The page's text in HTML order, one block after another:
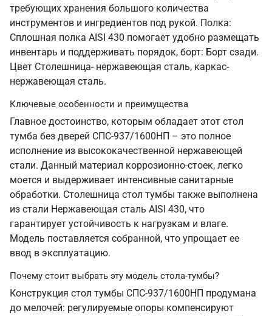
требующих хранения большого количества
инструментов и ингредиентов под рукой. Полка:
Сплошная полка AISI 430 помогает удобно размещать
инвентарь и поддерживать порядок, борт: Борт сзади.
Цвет Столешница- нержавеющая сталь, каркас-
нержавеющая сталь.
Ключевые особенности и преимущества
Главное достоинство, которым обладает этот стол
тумба без дверей СПС-937/1600НП – это полное
исполнение из высококачественной нержавеющей
стали. Данный материал коррозионно-стоек, легко
моется и выдерживает интенсивные санитарные
обработки. Столешница стол тумбы также выполнена
из стали Нержавеющая сталь AISI 430, что
гарантирует устойчивость к нагрузкам и влаге.
Модель поставляется собранной, что упрощает ее
ввод в эксплуатацию.
Почему стоит выбрать эту модель стола-тумбы?
Конструкция стол тумбы СПС-937/1600НП продумана
до мелочей: регулируемые опоры компенсируют